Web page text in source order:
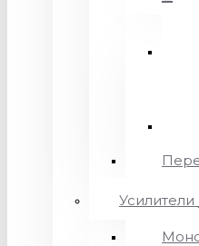
Усилители